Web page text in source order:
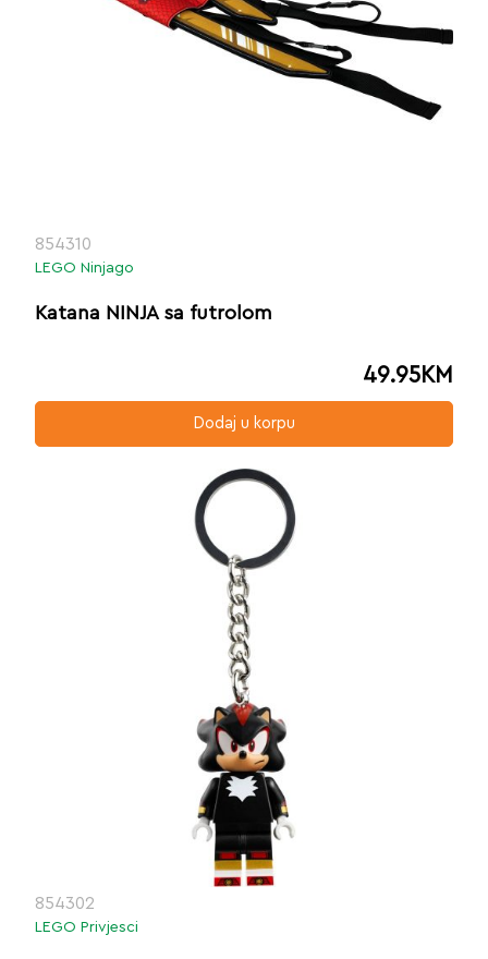
854310
LEGO Ninjago
Katana NINJA sa futrolom
49.95KM
Dodaj u korpu
854302
LEGO Privjesci